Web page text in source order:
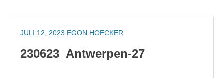
springen
JULI 12, 2023 EGON HOECKER
230623_Antwerpen-27